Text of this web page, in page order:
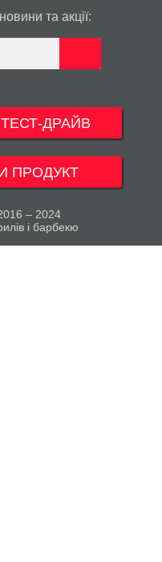
та акції:
ДРАЙВ
ПРОДУКТ
– 2024
і барбекю